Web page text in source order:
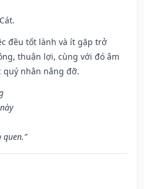
đều tốt lành và ít gặp trở
thuận lợi, cùng với đó âm
quý nhân nâng đỡ.